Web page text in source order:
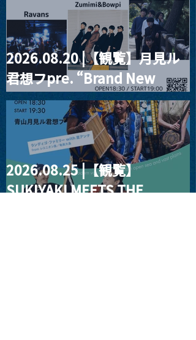
2026.08.20 |【観覧】月見ル
君想フpre. “Brand New
Moon #3”
2026.08.25 |【観覧】
SUKIYAKI MEETS THE